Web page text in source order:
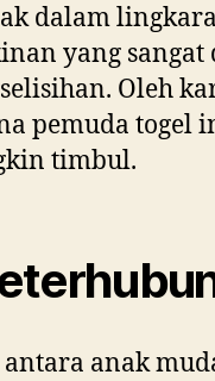
dalam
yang
Oleh
pemuda togel
timbul.
anak